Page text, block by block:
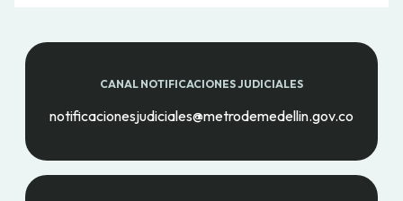
CANAL NOTIFICACIONES JUDICIALES
notificacionesjudiciales@metrodemedellin.gov.co